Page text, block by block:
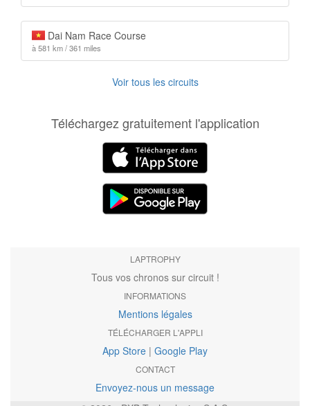
Dai Nam Race Course
à 581 km / 361 miles
Voir tous les circuits
Téléchargez gratuitement l'application
LAPTROPHY
Tous vos chronos sur circuit !
INFORMATIONS
Mentions légales
TÉLÉCHARGER L'APPLI
App Store | Google Play
CONTACT
Envoyez-nous un message